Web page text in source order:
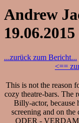
Andrew
...zurück zum Bericht...
<==
This is not the reason
cozy theatre-bars. The
Billy-actor, because
screening and on the
ODER -